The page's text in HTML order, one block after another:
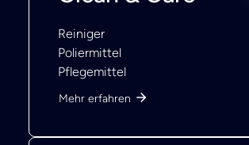
Reiniger
Poliermittel
Pflegemittel
Mehr erfahren